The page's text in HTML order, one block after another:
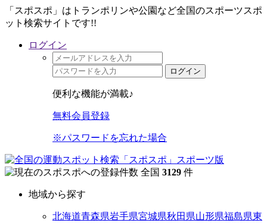
「スポスポ」はトランポリンや公園など全国のスポーツスポ
ット検索サイトです!!
ログイン
ログイン
便利な機能が満載♪
無料会員登録
※パスワードを忘れた場合
全国 3129 件
地域から探す
北海道青森県岩手県宮城県秋田県山形県福島県東